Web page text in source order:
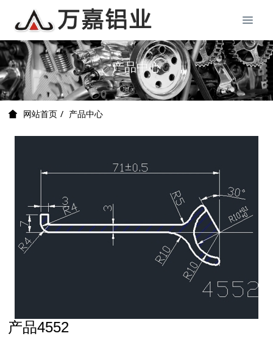
产品中心
网站首页 产品中心
产品4552